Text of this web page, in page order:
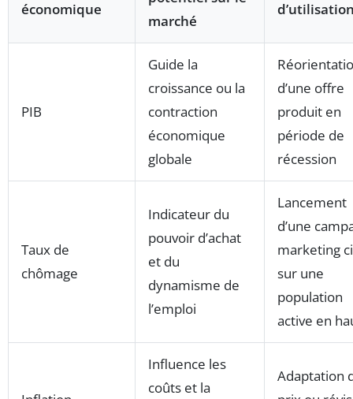
économique
marché
PIB
Guide la
croissance ou la
contraction
économique
globale
d’une offre
produit en
période de
récession
Taux de
chômage
Indicateur du
pouvoir d’achat
et du
dynamisme de
l’emploi
Lancement
d’une
marketing
sur une
population
active en
Influence les
coûts et la
Adaptation